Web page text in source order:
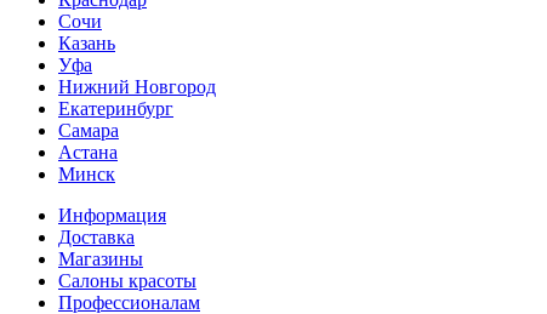
Сочи
Казань
Уфа
Нижний Новгород
Екатеринбург
Самара
Астана
Минск
Информация
Доставка
Магазины
Салоны красоты
Профессионалам